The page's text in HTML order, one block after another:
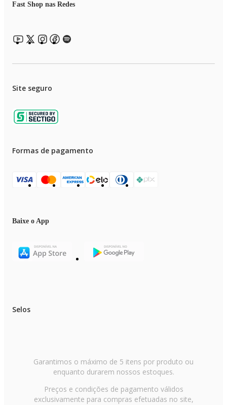
Fast Shop nas Redes
Site seguro
Formas de pagamento
Baixe o App
Selos
Garantimos o máximo de 5 itens por produto ou
enquanto durarem nossos estoques.
Preços e condições de pagamento válidos
exclusivamente para compras efetuadas no site,